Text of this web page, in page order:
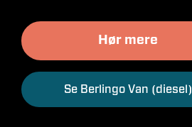
Hør mere
Se Berlingo Van (diesel)